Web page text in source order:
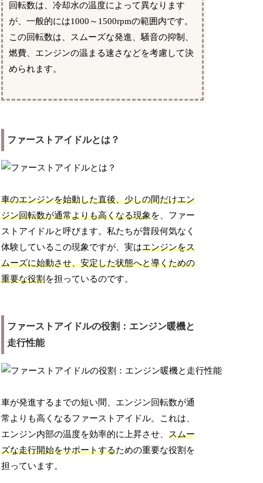
回転数は、冷却水の温度によって異なります
が、一般的には1000～1500rpmの範囲内です。
この回転数は、スムーズな発進、騒音の抑制、
燃費、エンジンの温まる速さなどを考慮して決
められます。
ファーストアイドルとは？
車のエンジンを始動した直後、少しの間だけエン
ジン回転数が通常よりも高くなる現象を、ファー
ストアイドルと呼びます。私たちが普段何気なく
体験しているこの現象ですが、実はエンジンをス
ムーズに始動させ、安定した状態へと導くための
重要な役割を担っているのです。
ファーストアイドルの役割：エンジン暖機と
走行性能
車が発進するまでの短い間、エンジン回転数が通
常よりも高くなるファーストアイドル。これは、
エンジン内部の温度を効率的に上昇させ、スムー
ズな走行開始をサポートするための重要な役割を
担っています。